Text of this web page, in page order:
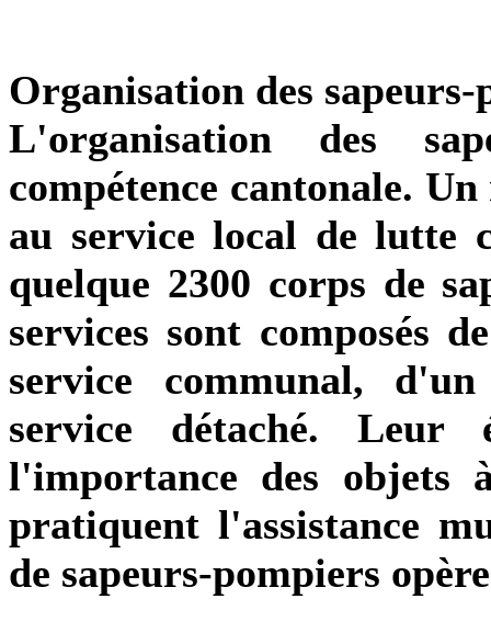
Organisation des
L'organisation des
compétence cantonale.
au service local de lutte
quelque 2300 corps de
services sont composés
service communal,
service détaché.
l'importance des objets
pratiquent l'assistance
de sapeurs-pompiers